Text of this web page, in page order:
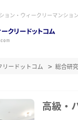
ョン・ウィークリーマンション
リードットコム 総合研
高級・